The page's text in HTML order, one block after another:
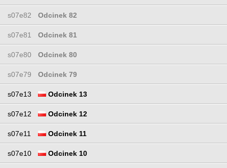
s07e82 Odcinek 82
s07e81 Odcinek 81
s07e80 Odcinek 80
s07e79 Odcinek 79
s07e13 Odcinek 13
s07e12 Odcinek 12
s07e11 Odcinek 11
s07e10 Odcinek 10